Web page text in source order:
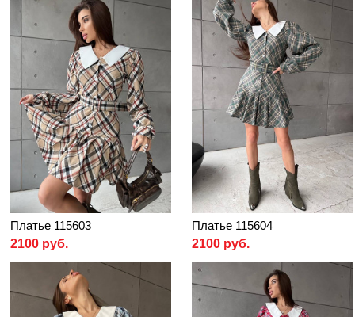
Платье 115603
2100 руб.
Платье 115604
2100 руб.